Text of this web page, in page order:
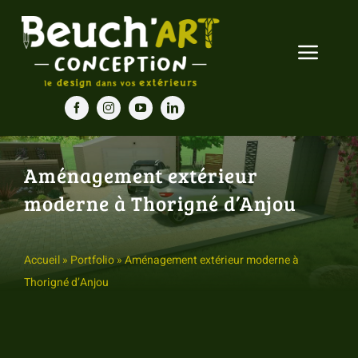
Passer
contenu
Toggle
Accueil
Nos prestations
Nos réalisations
Blog
Aménagement extérieur
moderne à Thorigné d’Anjou
Accueil» Portfolio»Aménagement extérieur moderne à
Thorigné d’Anjou